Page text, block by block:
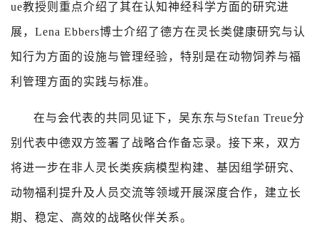
ue教授则重点介绍了其在认知神经科学方面的研究进
展， Lena Ebbers博士介绍了德方在灵长类健康研究与认
知行为方面的设施与管理经验，特别是在动物饲养与福
利管理方面的实践与标准。
在与会代表的共同见证下，吴东东与Stefan Treue分
别代表中德双方签署了战略合作备忘录。接下来，双方
将进一步在非人灵长类疾病模型构建、基因组学研究、
动物福利提升及人员交流等领域开展深度合作，建立长
期、稳定、高效的战略伙伴关系。